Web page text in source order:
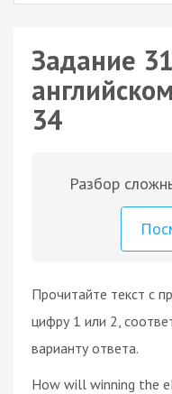
Задание
34
Разбор
Прочитайте текст с
цифру 1 или 2,
варианту ответа.
How will winning the